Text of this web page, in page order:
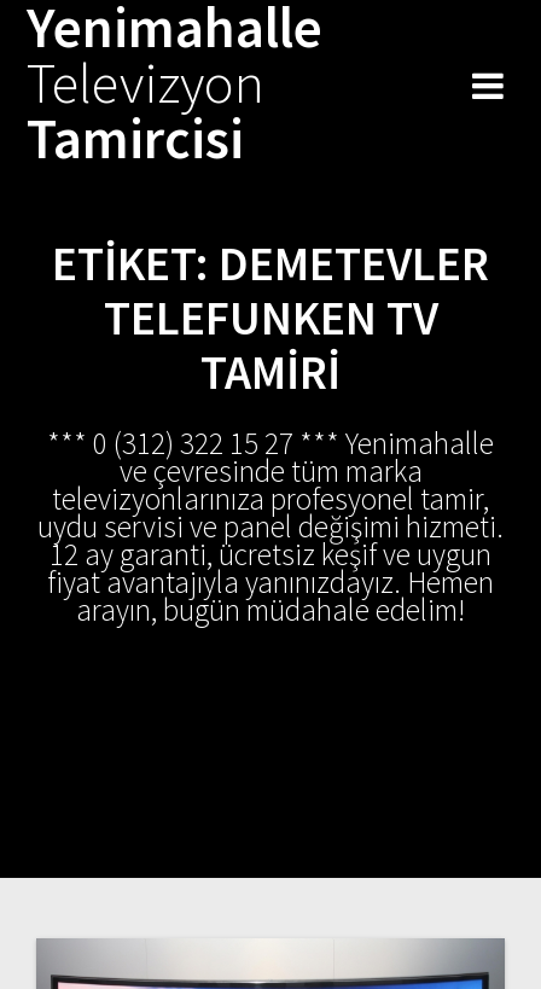
Skip
to
Yenimahalle
Televizyon
Tamircisi
ETIKET: DEMETEVLER
TELEFUNKEN TV
TAMIRI
*** 0 (312) 322 15 27 *** Yenimahalle
ve çevresinde tüm marka
televizyonlarınıza profesyonel tamir,
uydu servisi ve panel değişimi hizmeti.
12 ay garanti, ücretsiz keşif ve uygun
fiyat avantajıyla yanınızdayız. Hemen
arayın, bugün müdahale edelim!